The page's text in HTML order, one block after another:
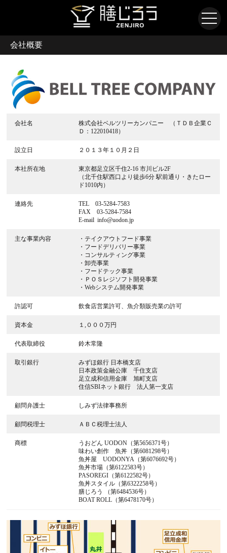
会社概要
会社名 株式会社ベルツリーカンパニー
（ＴＤＢ企業Ｃ
Ｄ：122010418）
設立日 ２０１３年１０月２日
本社所在地
東京都足立区千住2-16 市川ビル2F
（北千住駅西口より徒歩6分 駅前通り・きたロー
ド1010内）
連絡先
TEL 03-5284-7583
FAX 03-5284-7584
E-mail info@uodon.jp
主な事業内容
・テイクアウトフード事業
・フードデリバリー事業
・コンサルティング事業
・卸売事業
・フードテック事業
・ＰＯＳレジソフト開発事業
・Webシステム開発事業
許認可 飲食店営業許可、魚介類販売業の許可
資本金 １,０００万円
代表取締役 鈴木常隆
取引銀行
みずほ銀行 日本橋支店
日本政策金融公庫 千住支店
足立成和信用金庫 旭町支店
住信SBIネット銀行 法人第一支店
顧問弁護士 しみず法律事務所
顧問税理士 ＡＢＣ税理士法人
商標
うおどん UODON（第5656371号）
味わい創作 魚丼（第6081298号）
魚丼屋 UODONYA（第6076692号）
魚丼市場（第6122583号）
PASOREGI（第6122582号）
魚丼スタイル（第6322258号）
膳じろう （第6484536号）
BOAT ROLL（第6478170号）